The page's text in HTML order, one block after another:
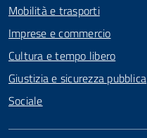
Mobilità e trasporti
Imprese e commercio
Cultura e tempo libero
Giustizia e sicurezza pubblica
Sociale